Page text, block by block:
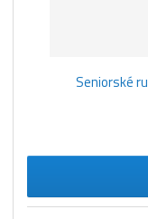
Seniorské